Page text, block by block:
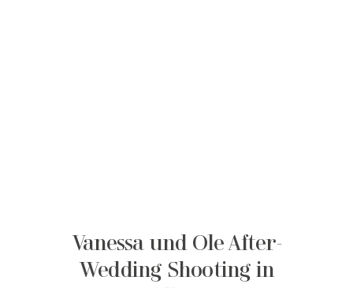
Vanessa und Ole After-
Wedding Shooting in